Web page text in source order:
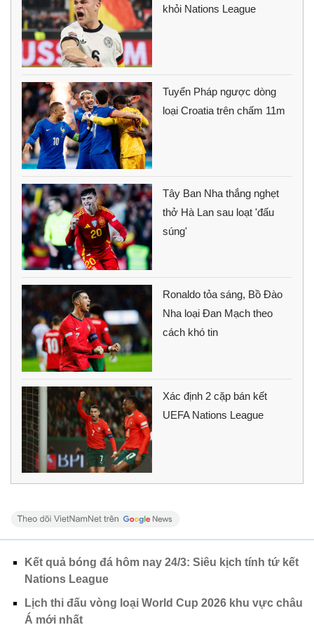
khỏi Nations League
Tuyển Pháp ngược dòng
loại Croatia trên chấm 11m
Tây Ban Nha thắng nghẹt
thở Hà Lan sau loạt 'đấu
súng'
Ronaldo tỏa sáng, Bồ Đào
Nha loại Đan Mạch theo
cách khó tin
Xác định 2 cặp bán kết
UEFA Nations League
Kết quả bóng đá hôm nay 24/3: Siêu kịch tính tứ kết
Nations League
Lịch thi đấu vòng loại World Cup 2026 khu vực châu
Á mới nhất